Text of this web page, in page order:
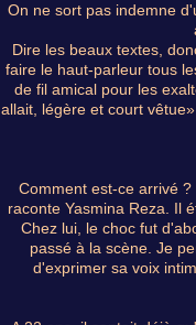
On ne sort pas indemne
Dire les beaux textes,
faire le haut-parleur tous
de fil amical pour les
allait, légère et court
Comment est-ce arrivé
raconte Yasmina Reza. Il
Chez lui, le choc fut
passé à la scène. Je
d'exprimer sa voix